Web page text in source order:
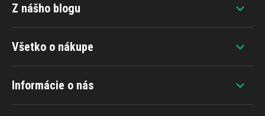
Všetko o nákupe
Informácie o nás
Z nášho blogu